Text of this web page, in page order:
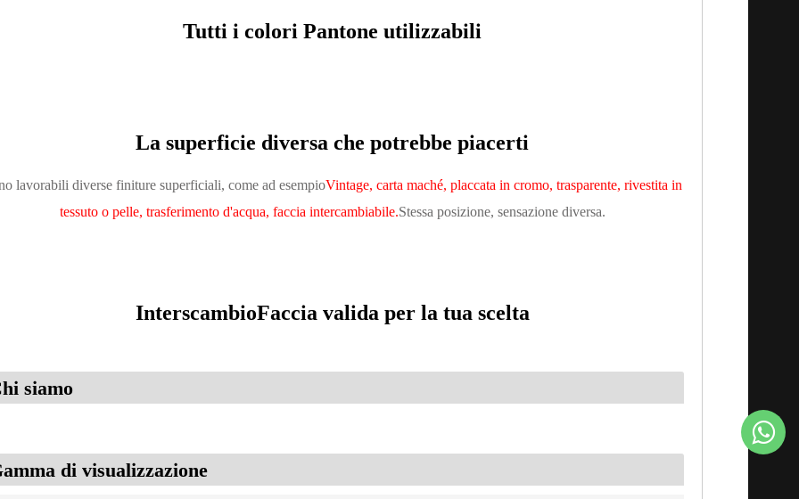
Tutti i colori Pantone utilizzabili
La superficie diversa che potrebbe piacerti
lavorabili diverse finiture superficiali, come ad esempioVintage, carta maché, placcata in cromo, trasparente, rivestita in
tessuto o pelle, trasferimento d'acqua, faccia intercambiabile.Stessa posizione, sensazione diversa.
InterscambioFaccia valida per la tua scelta
siamo
di visualizzazione